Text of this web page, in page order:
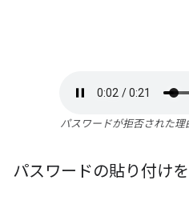
パスワードが拒否された理
パスワードの貼り付け